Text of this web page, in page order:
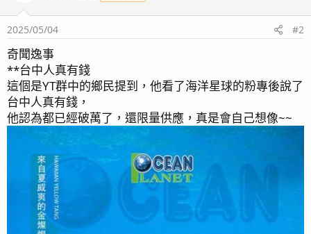
o
n
：
2025/05/04 #2
奇聞逸事
**台中人真有錢
這個是YT群中的鄉民提到，他看了海洋星球的粉專後說了
台中人真有錢，
他認為都已經破萬了，還限量供應，真是會自己想像~~